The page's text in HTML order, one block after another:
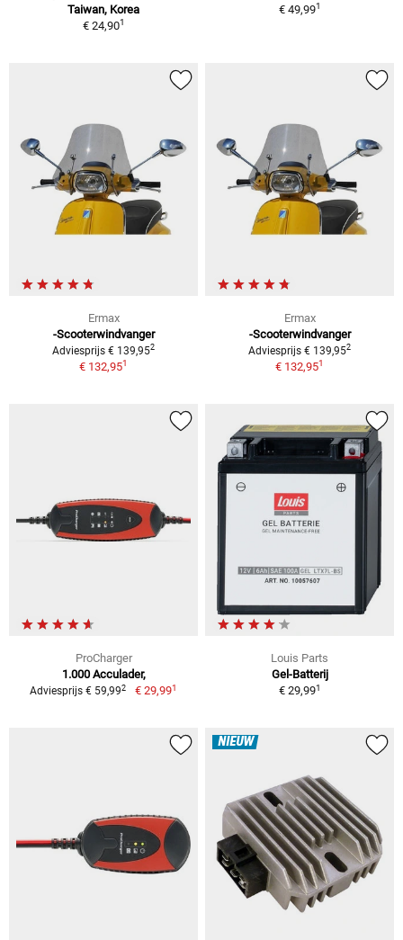
Taiwan, Korea
€ 24,901
€ 49,991
Ermax
-Scooterwindvanger
Adviesprijs € 139,952
€ 132,951
Ermax
-Scooterwindvanger
Adviesprijs € 139,952
€ 132,951
ProCharger
1.000 Acculader,
Adviesprijs € 59,992 € 29,991
Louis Parts
Gel-Batterij
€ 29,991
NIEUW